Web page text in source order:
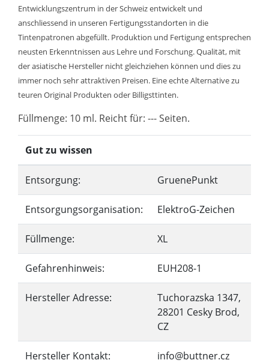
Entwicklungszentrum in der Schweiz entwickelt und
anschliessend in unseren Fertigungsstandorten in die
Tintenpatronen abgefüllt. Produktion und Fertigung entsprechen
neusten Erkenntnissen aus Lehre und Forschung. Qualität, mit
der asiatische Hersteller nicht gleichziehen können und dies zu
immer noch sehr attraktiven Preisen. Eine echte Alternative zu
teuren Original Produkten oder Billigsttinten.
Füllmenge: 10 ml. Reicht für: --- Seiten.
Gut zu wissen
Entsorgung: GruenePunkt
Entsorgungsorganisation: ElektroG-Zeichen
Füllmenge: XL
Gefahrenhinweis: EUH208-1
Hersteller Adresse:
Tuchorazska 1347,
28201 Cesky Brod,
CZ
Hersteller Kontakt: info@buttner.cz